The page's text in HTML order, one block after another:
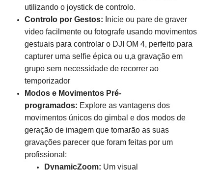
utilizando o joystick de controlo.
Controlo por Gestos: Inicie ou pare de graver
video facilmente ou fotografe usando movimentos
gestuais para controlar o DJI OM 4, perfeito para
capturer uma selfie épica ou u,a gravação em
grupo sem necessidade de recorrer ao
temporizador
Modos e Movimentos Pré-
programados: Explore as vantagens dos
movimentos únicos do gimbal e dos modos de
geração de imagem que tornarão as suas
gravações parecer que foram feitas por um
profissional:
DynamicZoom: Um visual